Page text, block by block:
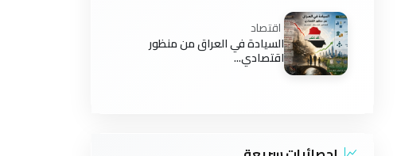
اقتصاد
السيادة في العراق من منظور
اقتصادي...